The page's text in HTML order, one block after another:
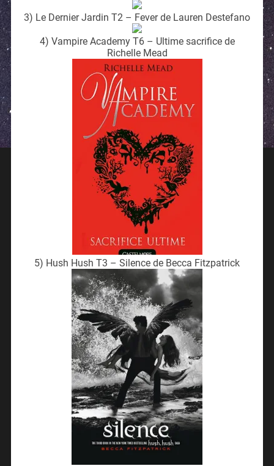
3) Le Dernier Jardin T2 – Fever de Lauren Destefano
4) Vampire Academy T6 – Ultime sacrifice de
Richelle Mead
5) Hush Hush T3 – Silence de Becca Fitzpatrick